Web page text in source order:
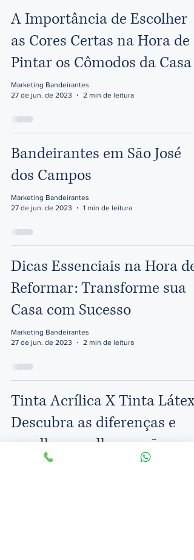
A Importância de Escolher
as Cores Certas na Hora de
Pintar os Cômodos da Casa
Marketing Bandeirantes
27 de jun. de 2023
2 min de leitura
Bandeirantes em São José
dos Campos
Marketing Bandeirantes
27 de jun. de 2023
1 min de leitura
Dicas Essenciais na Hora de
Reformar: Transforme sua
Casa com Sucesso
Marketing Bandeirantes
27 de jun. de 2023
2 min de leitura
Tinta Acrílica X Tinta Látex:
Descubra as diferenças e
escolha a melhor opção para
sua pintura